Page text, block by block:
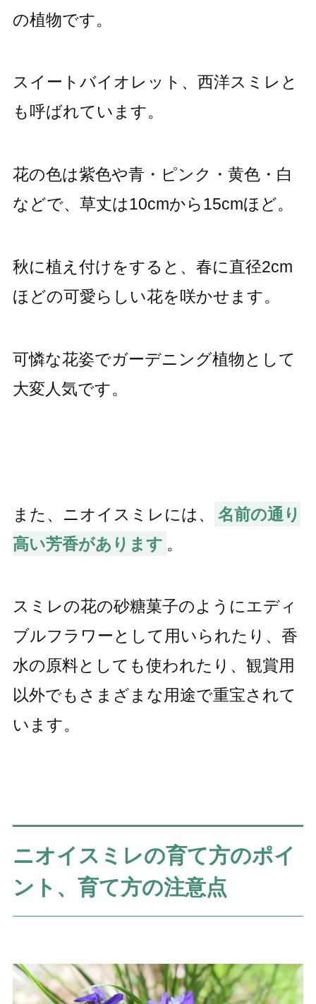
の植物です。
スイートバイオレット、西洋スミレと
も呼ばれています。
花の色は紫色や青・ピンク・黄色・白
などで、草丈は10cmから15cmほど。
秋に植え付けをすると、春に直径2cm
ほどの可愛らしい花を咲かせます。
可憐な花姿でガーデニング植物として
大変人気です。
また、ニオイスミレには、
名前の通り
高い芳香があります 。
スミレの花の砂糖菓子のようにエディ
ブルフラワーとして用いられたり、香
水の原料としても使われたり、観賞用
以外でもさまざまな用途で重宝されて
います。
ニオイスミレの育て方のポイ
ント、育て方の注意点